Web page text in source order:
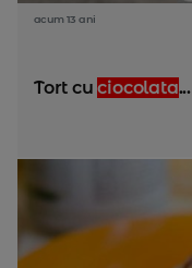
acum 13 ani
Tort cuciocolata...